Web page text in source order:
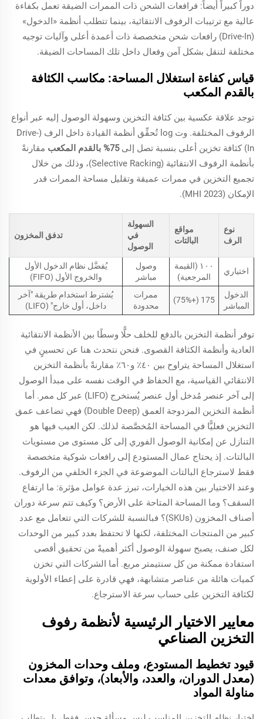
دوراً كبيراً أيضاً: فرافعات الشحن ذات الممرات الضيقة تعمل بكفاءة
عالية مع ترتيبات الرفوف الانتقائية، بينما تتطلب أنظمة «الدخول»
(Drive-In) رافعات شحن متخصصة ذات أعمدة أعلى وآليات توجيه
مختلفة لتنقل بشكل آمن وفعال داخل تلك المساحات الضيقة.
قياس كفاءة استغلال المساحة: مكاسب الكثافة
بالقدم المكعب
توجد علاقة عكسية بين كثافة التخزين وسهولة الوصول إليه عبر أنواع
الرفوف المختلفة. وت log تُحقِّق أنظمة القيادة داخل الرف (Drive-
In) كثافة تخزين أعلى بنسبة تصل إلى
75% بالقدم المكعب
مقارنةً
بأنظمة الرفوف الانتقائية (Selective Racking)، وذلك من خلال
تجميع التخزين في ممرات عميقة وتقليل مساحة الممرات قدر
الإمكان (MHI 2023).
نوع
الرف
مواقع
البالتات
السهولة
في
الوصول
تدفق المخزون
اختياري
١٠٠ (القيمة
المرجعية)
وصول
مباشر
يُفضَّل نظام الدخول الأول
والخروج الأول (FIFO)
الدخول
المباشر
175 (+75%)
ممرات
محدودة
يُشترط استخدام طريقة "آخر
داخل، أول خارج" (LIFO)
توفر أنظمة التخزين بالدفع للخلف حلًّا وسطًا بين الأنظمة الانتقائية
العادية وأنظمة الكثافة القصوى. فنحن نتحدث هنا عن تحسينٍ في
استغلال المساحة يتراوح بين ٤٠٪ و٦٠٪ مقارنةً بأنظمة التخزين
الانتقائي القياسية، مع الحفاظ في الوقت نفسه على مبدأ الوصول
إلى آخر عنصر مُدخل أول عنصر يُستخرج (LIFO) عبر كل ممر. أما
أنظمة التخزين المزدوجة العمق (Double Deep) فهي تضاعف عمق
التخزين فعليًّا في المساحة المُخصَّصة لذلك. لكن العيب فيها هو
التنازل عن إمكانية الوصول الفوري إلى كل مستوى من مستويات
البالتات. إذ يحتاج عمال المستودع إلى رافعات شوكية متخصصة
فقط لاسترجاع البالتات الموضوعة في الجزء الخلفي من الرفوف.
وعند الاختيار بين هذه الخيارات، تبرز عدة عوامل مؤثرة: ما ارتفاع
السقف؟ وما المساحة المتاحة على الأرض؟ وكيف تتم سرعة دوران
أصناف المخزون (SKUs)؟ فبالنسبة للشركات التي تتعامل مع عدد
كبير من المنتجات المختلفة، لكنها لا تحتفظ بعدد كبير من الوحدات
لكل صنف، يصبح سهولة الوصول أكثر أهميةً من تحقيق أقصى
استفادة ممكنة من كل سنتيمتر مربع. أما الشركات التي تخزن
كميات هائلة من عناصر متشابهة، فهي قادرة على إعطاء الأولوية
لكثافة التخزين على حساب سرعة الاسترجاع.
معايير الاختيار الرئيسية لأنظمة رفوف
التخزين الصناعي
قيود تخطيط المستودع، وملف وحدات المخزون
(معدل الدوران، والعدد، والأبعاد)، وتوافق معدات
مناولة المواد